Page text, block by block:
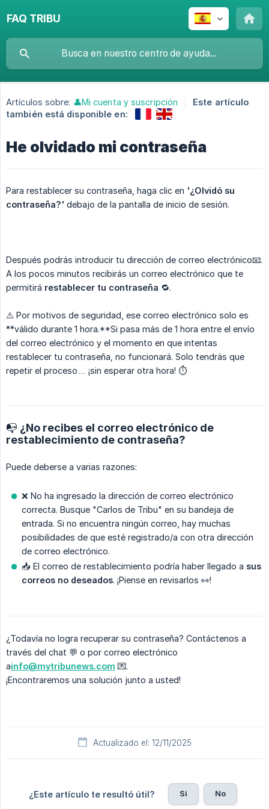
FAQ TRIBU
Artículos sobre: 👤Mi cuenta y suscripción
Este artículo
también está disponible en:
He olvidado mi contraseña
Para restablecer su contraseña, haga clic en '¿Olvidó su
contraseña?' debajo de la pantalla de inicio de sesión.
Después podrás introducir tu dirección de correo electrónico📧.
A los pocos minutos recibirás un correo electrónico que te
permitirá restablecer tu contraseña 🔁.
⚠️ Por motivos de seguridad, ese correo electrónico solo es
**válido durante 1 hora.**Si pasa más de 1 hora entre el envío
del correo electrónico y el momento en que intentas
restablecer tu contraseña, no funcionará. Solo tendrás que
repetir el proceso… ¡sin esperar otra hora! ⏱️
📭 ¿No recibes el correo electrónico de
restablecimiento de contraseña?
Puede deberse a varias razones:
❌ No ha ingresado la dirección de correo electrónico
correcta. Busque "Carlos de Tribu" en su bandeja de
entrada. Si no encuentra ningún correo, hay muchas
posibilidades de que esté registrado/a con otra dirección
de correo electrónico.
📥 El correo de restablecimiento podría haber llegado a sus
correos no deseados. ¡Piense en revisarlos 👀!
¿Todavía no logra recuperar su contraseña? Contáctenos a
través del chat 💬 o por correo electrónico
ainfo@mytribunews.com 💌.
¡Encontraremos una solución junto a usted!
Actualizado el: 12/11/2025
¿Este artículo te resultó útil? Sí No